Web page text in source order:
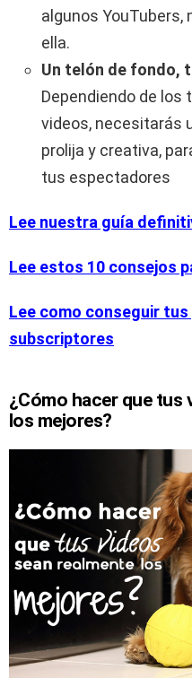
algunos YouTubers,
ella.
Un telón de fondo,
Dependiendo de
videos, necesitarás
prolija y creativa,
tus espectadores
Lee nuestra guía
Lee estos 10 consejos
Lee como conseguir
subscriptores
¿Cómo hacer que tus
los mejores?